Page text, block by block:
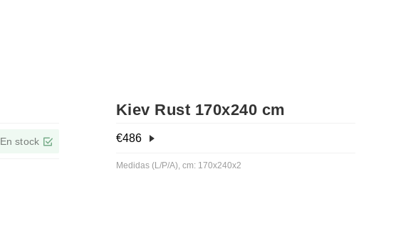
En stock
Kiev Rust 170x240 cm
€486
Medidas (L/P/A), cm: 170x240x2